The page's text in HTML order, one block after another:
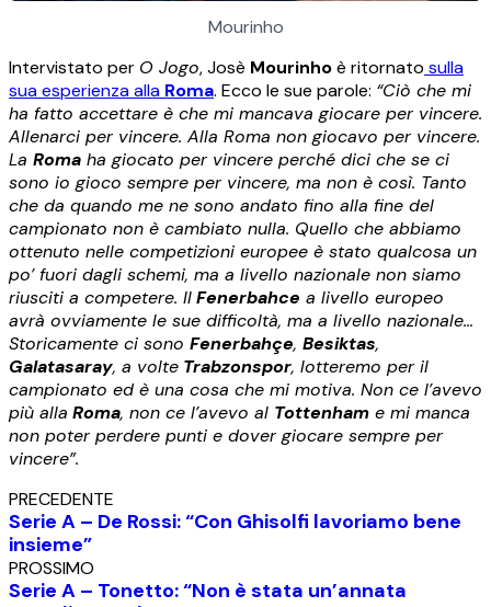
Mourinho
Intervistato per O Jogo, Josè Mourinhoè ritornato sulla
sua esperienza alla Roma. Ecco le sue parole: “Ciò che mi
ha fatto accettare è che mi mancava giocare per vincere.
Allenarci per vincere. Alla Roma non giocavo per vincere.
La Roma ha giocato per vincere perché dici che se ci
sono io gioco sempre per vincere, ma non è così. Tanto
che da quando me ne sono andato fino alla fine del
campionato non è cambiato nulla. Quello che abbiamo
ottenuto nelle competizioni europee è stato qualcosa un
po’ fuori dagli schemi, ma a livello nazionale non siamo
riusciti a competere. IlFenerbahce a livello europeo
avrà ovviamente le sue difficoltà, ma a livello nazionale…
Storicamente ci sono Fenerbahçe, Besiktas,
Galatasaray, a volte Trabzonspor, lotteremo per il
campionato ed è una cosa che mi motiva. Non ce l’avevo
più alla Roma, non ce l’avevo al Tottenham e mi manca
non poter perdere punti e dover giocare sempre per
vincere”.
PRECEDENTE
Serie A – De Rossi: “Con Ghisolfi lavoriamo bene
insieme”
PROSSIMO
Serie A – Tonetto: “Non è stata un’annata